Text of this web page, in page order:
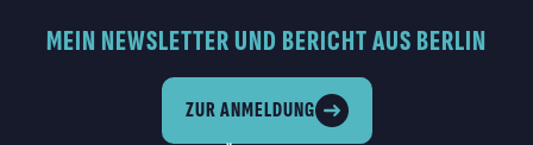
MEIN NEWSLETTER UND BERICHT AUS BERLIN
ZUR ANMELDUNG